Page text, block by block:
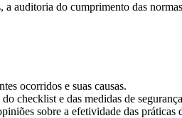
auditoria do cumprimento das
ocorridos e suas causas.
checklist e das medidas de
sobre a efetividade das práticas